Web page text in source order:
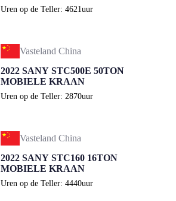
Uren op de Teller: 4621uur
Vasteland China
2022 SANY STC500E 50TON
MOBIELE KRAAN
Uren op de Teller: 2870uur
Vasteland China
2022 SANY STC160 16TON
MOBIELE KRAAN
Uren op de Teller: 4440uur